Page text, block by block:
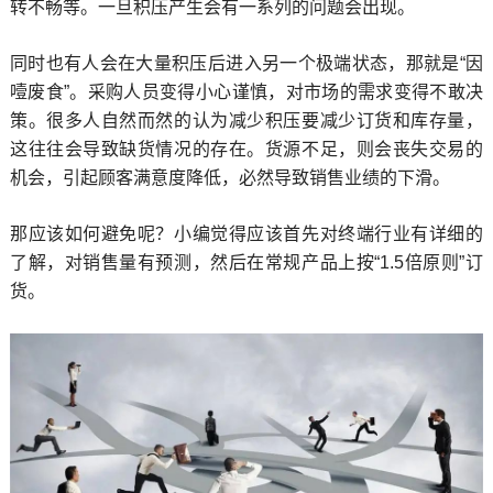
转不畅等。一旦积压产生会有一系列的问题会出现。
同时也有人会在大量积压后进入另一个极端状态，那就是“因
噎废食”。采购人员变得小心谨慎，对市场的需求变得不敢决
策。很多人自然而然的认为减少积压要减少订货和库存量，
这往往会导致缺货情况的存在。货源不足，则会丧失交易的
机会，引起顾客满意度降低，必然导致销售业绩的下滑。
那应该如何避免呢？小编觉得应该首先对终端行业有详细的
了解，对销售量有预测，然后在常规产品上按“1.5倍原则”订
货。